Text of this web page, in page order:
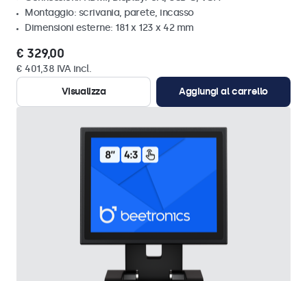
Montaggio: scrivania, parete, incasso
Dimensioni esterne: 181 x 123 x 42 mm
€ 329,00
€ 401,38 IVA incl.
Visualizza
Aggiungi al carrello